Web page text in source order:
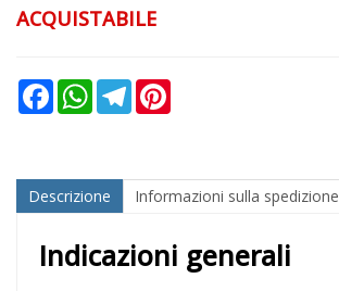
ACQUISTABILE
FacebookWhatsAppTelegram
Descrizione Informazioni sulla spedizione
Indicazioni generali